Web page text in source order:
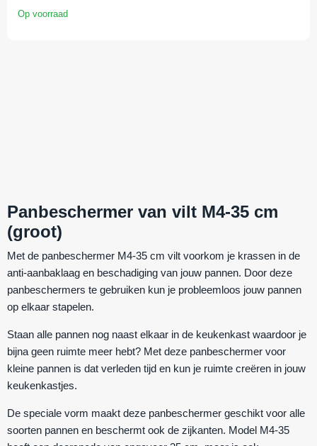
Op voorraad
Panbeschermer van vilt M4-35 cm
(groot)
Met de panbeschermer M4-35 cm vilt voorkom je krassen in de
anti-aanbaklaag en beschadiging van jouw pannen. Door deze
panbeschermers te gebruiken kun je probleemloos jouw pannen
op elkaar stapelen.
Staan alle pannen nog naast elkaar in de keukenkast waardoor je
bijna geen ruimte meer hebt? Met deze panbeschermer voor
kleine pannen is dat verleden tijd en kun je ruimte creëren in jouw
keukenkastjes.
De speciale vorm maakt deze panbeschermer geschikt voor alle
soorten pannen en beschermt ook de zijkanten. Model M4-35